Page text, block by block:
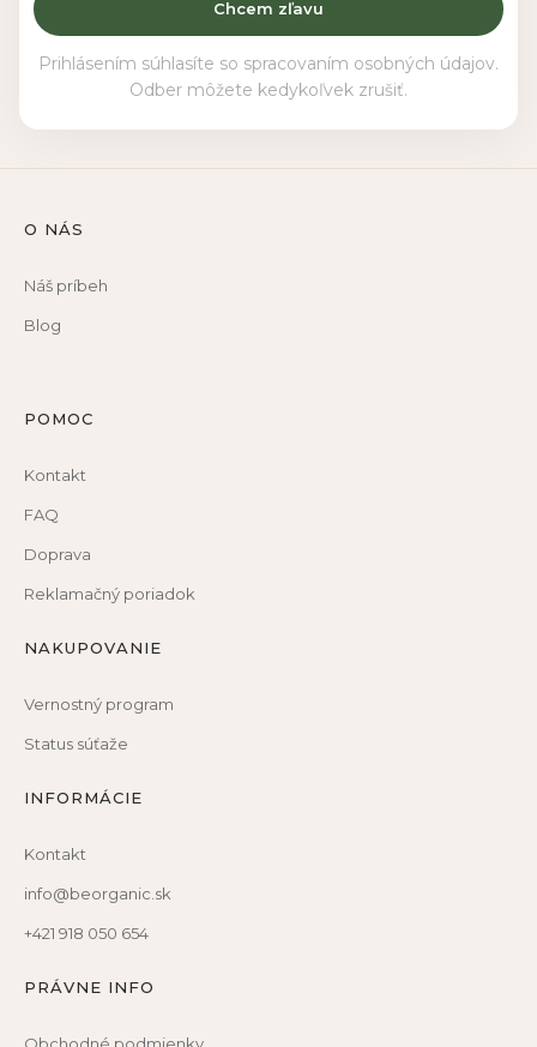
Chcem zľavu
Prihlásením súhlasíte so spracovaním osobných údajov.
Odber môžete kedykoľvek zrušiť.
O NÁS
Náš príbeh
Blog
POMOC
Kontakt
FAQ
Doprava
Reklamačný poriadok
NAKUPOVANIE
Vernostný program
Status súťaže
INFORMÁCIE
Kontakt
info@beorganic.sk
+421 918 050 654
PRÁVNE INFO